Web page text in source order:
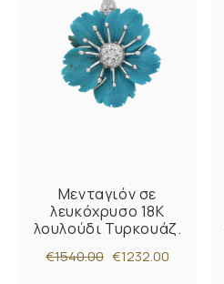
Μενταγιόν σε
λευκόχρυσο 18Κ
λουλούδι Τυρκουάζ.
€1540.00 €1232.00